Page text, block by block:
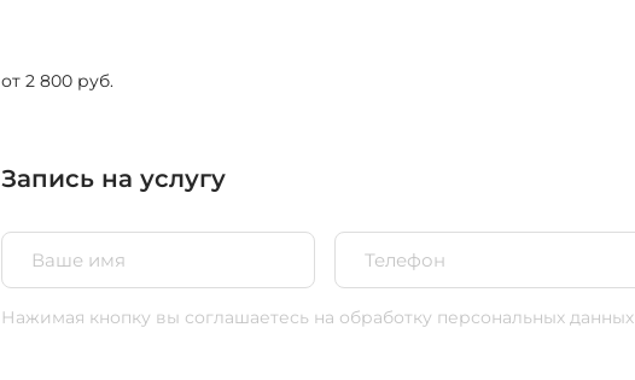
от 2 800 руб.
Запись на услугу
Нажимая кнопку вы соглашаетесь на обработку персональных данных